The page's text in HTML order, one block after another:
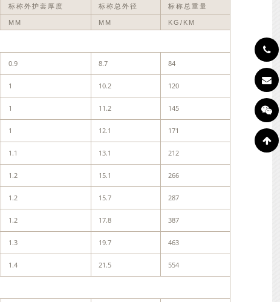
标称外护套厚度 标称总外径 标称总重量
MM MM KG/KM
0.9 8.7 84
1 10.2 120
1 11.2 145
1 12.1 171
1.1 13.1 212
1.2 15.1 266
1.2 15.7 287
1.2 17.8 387
1.3 19.7 463
1.4 21.5 554